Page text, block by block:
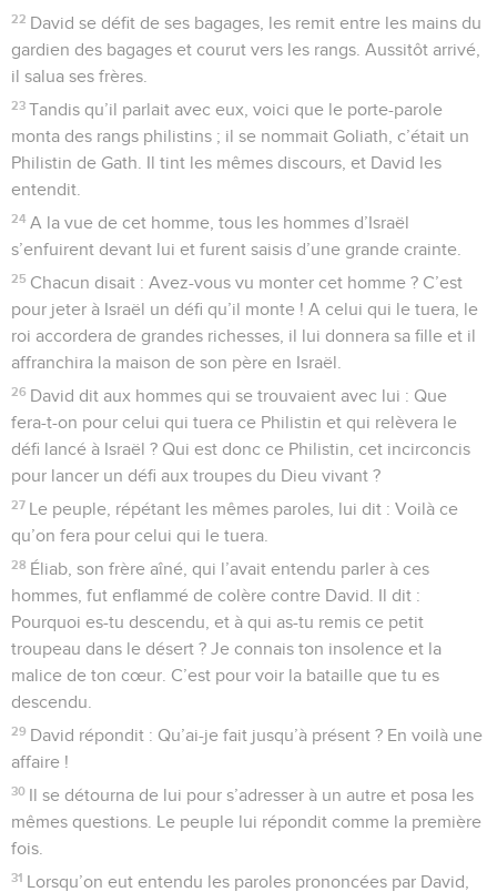
22 David se défit de ses bagages, les remit entre les mains du
gardien des bagages et courut vers les rangs. Aussitôt arrivé,
il salua ses frères.
23 Tandis qu’il parlait avec eux, voici que le porte-parole
monta des rangs philistins ; il se nommait Goliath, c’était un
Philistin de Gath. Il tint les mêmes discours, et David les
entendit.
24 A la vue de cet homme, tous les hommes d’Israël
s’enfuirent devant lui et furent saisis d’une grande crainte.
25 Chacun disait : Avez-vous vu monter cet homme ? C’est
pour jeter à Israël un défi qu’il monte ! A celui qui le tuera, le
roi accordera de grandes richesses, il lui donnera sa fille et il
affranchira la maison de son père en Israël.
26 David dit aux hommes qui se trouvaient avec lui : Que
fera-t-on pour celui qui tuera ce Philistin et qui relèvera le
défi lancé à Israël ? Qui est donc ce Philistin, cet incirconcis
pour lancer un défi aux troupes du Dieu vivant ?
27 Le peuple, répétant les mêmes paroles, lui dit : Voilà ce
qu’on fera pour celui qui le tuera.
28 Éliab, son frère aîné, qui l’avait entendu parler à ces
hommes, fut enflammé de colère contre David. Il dit :
Pourquoi es-tu descendu, et à qui as-tu remis ce petit
troupeau dans le désert ? Je connais ton insolence et la
malice de ton cœur. C’est pour voir la bataille que tu es
descendu.
29 David répondit : Qu’ai-je fait jusqu’à présent ? En voilà une
affaire !
30 Il se détourna de lui pour s’adresser à un autre et posa les
mêmes questions. Le peuple lui répondit comme la première
fois.
31 Lorsqu’on eut entendu les paroles prononcées par David,